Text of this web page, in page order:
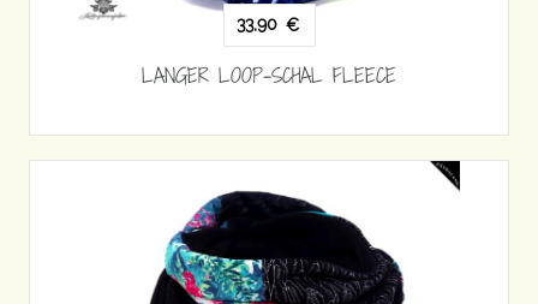
33,90 €
LANGER LOOP-SCHAL FLEECE